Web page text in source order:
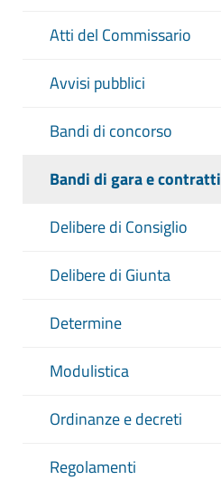
Atti del Commissario
Avvisi pubblici
Bandi di concorso
Bandi di gara e contratti
Delibere di Consiglio
Delibere di Giunta
Determine
Modulistica
Ordinanze e decreti
Regolamenti